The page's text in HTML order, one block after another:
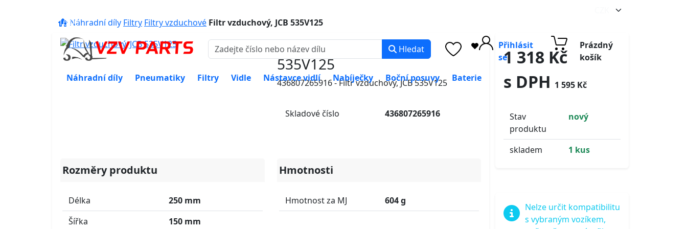
16:00
Hledat
Přihlásit
se
Prázdný
košík
Náhradní díly
Pneumatiky Filtry Vidle Nástavce vidlí Nabíječky Boční posuvy Baterie
Náhradní díly Filtry Filtry vzduchové Filtr vzduchový, JCB 535V125
Filtr vzduchový, JCB
535V125
436807265916 - Filtr vzduchový, JCB 535V125
Skladové číslo 436807265916
Rozměry produktu
Délka
250 mm
Šířka
150 mm
Hmotnosti
Hmotnost za MJ 604 g
1 318 Kč
s DPH 1 595 Kč
Stav
produktu
nový
skladem 1 kus
Nelze určit kompatibilitu
s vybraným vozíkem,